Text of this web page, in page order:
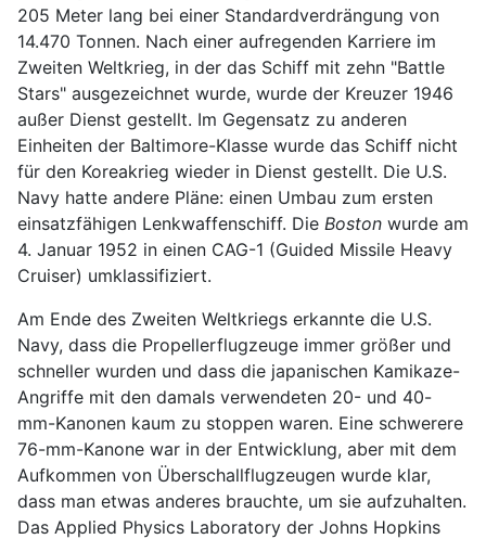
205 Meter lang bei einer Standardverdrängung von
14.470 Tonnen. Nach einer aufregenden Karriere im
Zweiten Weltkrieg, in der das Schiff mit zehn "Battle
Stars" ausgezeichnet wurde, wurde der Kreuzer 1946
außer Dienst gestellt. Im Gegensatz zu anderen
Einheiten der Baltimore-Klasse wurde das Schiff nicht
für den Koreakrieg wieder in Dienst gestellt. Die U.S.
Navy hatte andere Pläne: einen Umbau zum ersten
einsatzfähigen Lenkwaffenschiff. Die Boston wurde am
4. Januar 1952 in einen CAG-1 (Guided Missile Heavy
Cruiser) umklassifiziert.
Am Ende des Zweiten Weltkriegs erkannte die U.S.
Navy, dass die Propellerflugzeuge immer größer und
schneller wurden und dass die japanischen Kamikaze-
Angriffe mit den damals verwendeten 20- und 40-
mm-Kanonen kaum zu stoppen waren. Eine schwerere
76-mm-Kanone war in der Entwicklung, aber mit dem
Aufkommen von Überschallflugzeugen wurde klar,
dass man etwas anderes brauchte, um sie aufzuhalten.
Das Applied Physics Laboratory der Johns Hopkins